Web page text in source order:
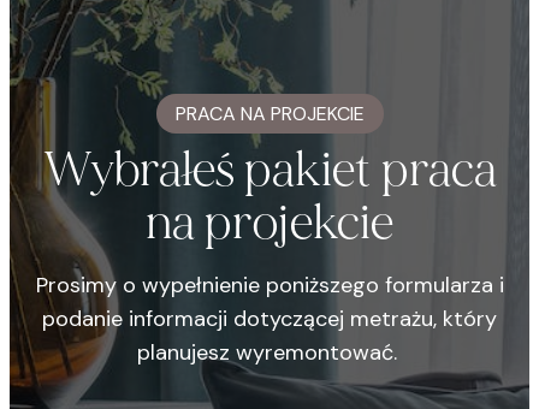
PRACA NA PROJEKCIE
Wybrałeś pakiet praca
na projekcie
Prosimy o wypełnienie poniższego formularza i
podanie informacji dotyczącej metrażu, który
planujesz wyremontować.